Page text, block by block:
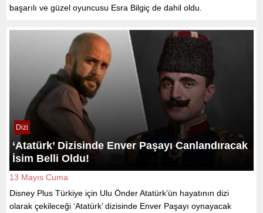
başarılı ve güzel oyuncusu Esra Bilgiç de dahil oldu.
Dizi
‘Atatürk’ Dizisinde Enver Paşayı Canlandıracak
İsim Belli Oldu!
13 Mayıs Cuma
Disney Plus Türkiye için Ulu Önder Atatürk’ün hayatının dizi
olarak çekileceği ‘Atatürk’ dizisinde Enver Paşayı oynayacak